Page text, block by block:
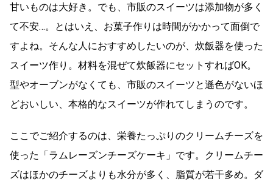
甘いものは大好き。でも、市販のスイーツは添加物が多く
て不安…。とはいえ、お菓子作りは時間がかかって面倒で
すよね。そんな人におすすめしたいのが、炊飯器を使った
スイーツ作り。材料を混ぜて炊飯器にセットすればOK。
型やオーブンがなくても、市販のスイーツと遜色がないほ
どおいしい、本格的なスイーツが作れてしまうのです。
ここでご紹介するのは、栄養たっぷりのクリームチーズを
使った「ラムレーズンチーズケーキ」です。クリームチー
ズはほかのチーズよりも水分が多く、脂質が若干多め。ダ